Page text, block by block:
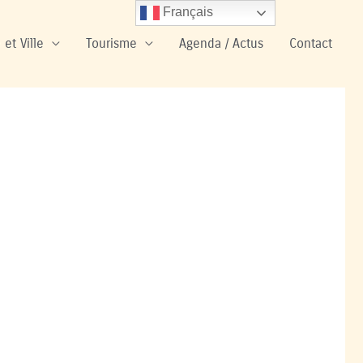
et Ville Tourisme Agenda / Actus Contact
Français